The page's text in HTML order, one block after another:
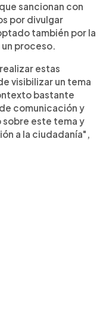
sancionan con
por divulgar
también por la
proceso.
estas
visibilizar un tema
bastante
comunicación y
sobre este tema y
a la ciudadanía",